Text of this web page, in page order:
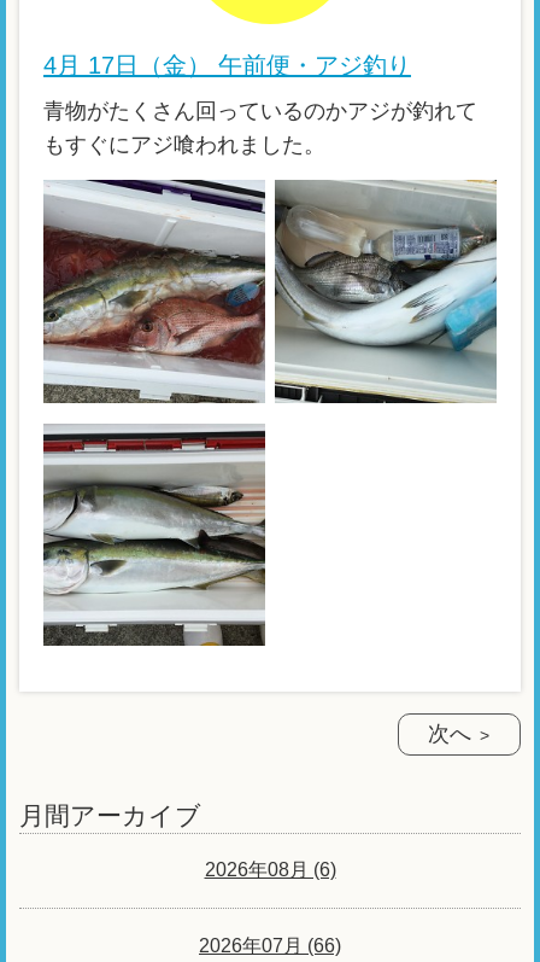
4月 17日（金） 午前便・アジ釣り
青物がたくさん回っているのかアジが釣れて
もすぐにアジ喰われました。
次へ
月間アーカイブ
2026年08月 (6)
2026年07月 (66)